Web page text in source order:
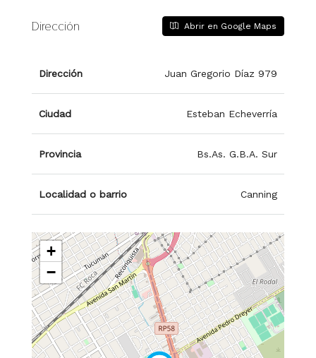
Dirección Abrir en Google Maps
Dirección Juan Gregorio Díaz 979
Ciudad Esteban Echeverría
Provincia Bs.As. G.B.A. Sur
Localidad o barrio Canning
+
−